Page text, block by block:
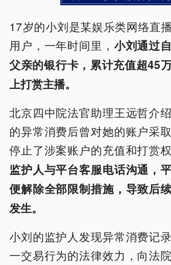
17岁的小刘是某娱乐类网络直
用户，一年时间里， 小刘通过
父亲的银行卡，累计充值超45
上打赏主播。
北京四中院法官助理王远哲介
的异常消费后曾对她的账户采
停止了涉案账户的充值和打赏权
监护人与平台客服电话沟通，
便解除全部限制措施，导致后
发生。
小刘的监护人发现异常消费记
一交易行为的法律效力，向法